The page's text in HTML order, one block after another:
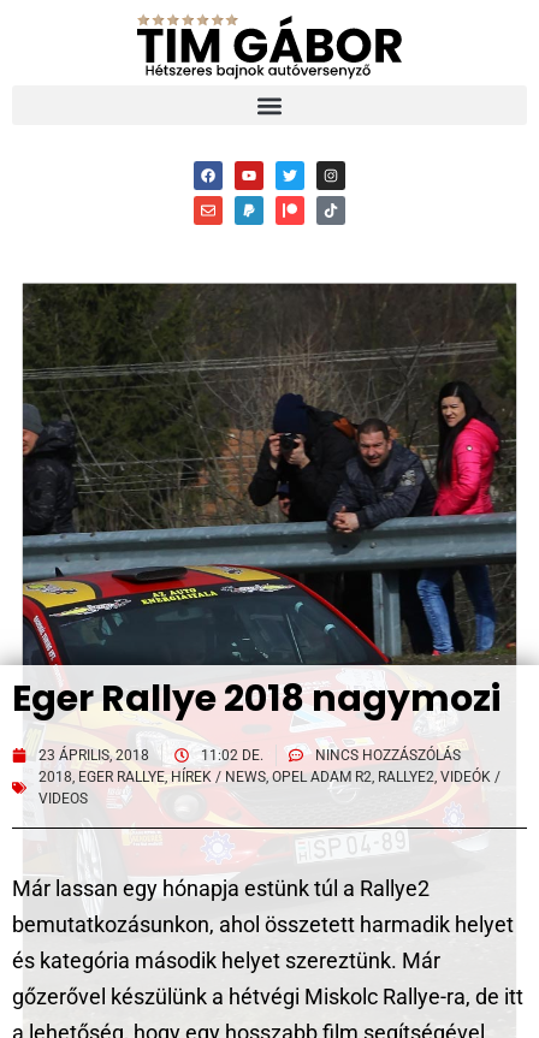
Eger Rallye 2018 nagymozi
23 ÁPRILIS, 2018 11:02 DE.
NINCS HOZZÁSZÓLÁS
2018, EGER RALLYE,HÍREK / NEWS,OPEL ADAM R2, RALLYE2, VIDEÓK /
VIDEOS
Már lassan egy hónapja estünk túl a Rallye2
bemutatkozásunkon, ahol összetett harmadik helyet
és kategória második helyet szereztünk. Már
gőzerővel készülünk a hétvégi Miskolc Rallye-ra, de itt
a lehetőség, hogy egy hosszabb film segítségével